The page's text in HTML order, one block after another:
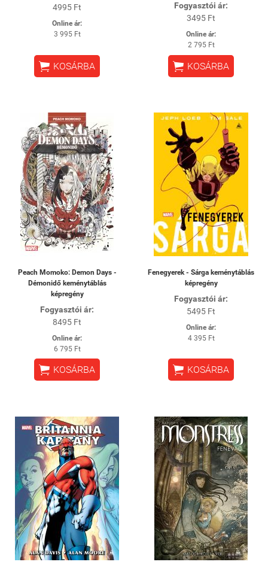
4995 Ft
Online ár:
3 995 Ft
 KOSÁRBA
Fogyasztói ár:
3495 Ft
Online ár:
2 795 Ft
 KOSÁRBA
Peach Momoko: Demon Days -
Démonidő keménytáblás
képregény
Fogyasztói ár:
8495 Ft
Online ár:
6 795 Ft
 KOSÁRBA
Fenegyerek - Sárga keménytáblás
képregény
Fogyasztói ár:
5495 Ft
Online ár:
4 395 Ft
 KOSÁRBA